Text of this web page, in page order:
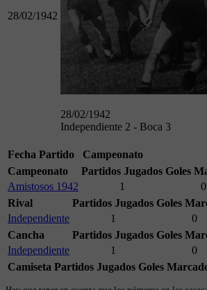
28/02/1942
28/02/1942
Independiente 2 - Boca 3
Fecha Partido
Campeonato
Campeonato
Partidos Jugados Goles
Amistosos 1942
1
0
Rival
Partidos Jugados Goles
Independiente
1
0
Cancha
Partidos Jugados Goles
Independiente
1
0
Camiseta Partidos Jugados Goles